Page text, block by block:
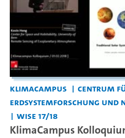
KlimaCampus
Centrum
Erdsystemforschung und
WiSe 17/18
KlimaCampus